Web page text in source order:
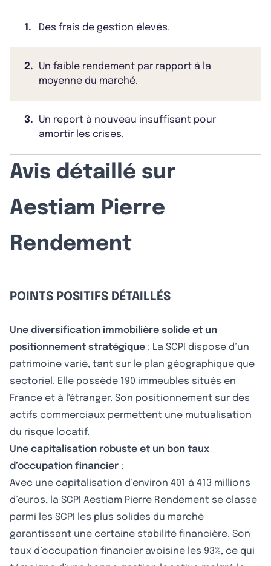
1. Des frais de gestion élevés.
2.
Un faible rendement par rapport à la
moyenne du marché.
3.
Un report à nouveau insuffisant pour
amortir les crises.
Avis détaillé sur
Aestiam Pierre
Rendement
POINTS POSITIFS DÉTAILLÉS
Une diversification immobilière solide et un
positionnement stratégique : La SCPI dispose d’un
patrimoine varié, tant sur le plan géographique que
sectoriel. Elle possède 190 immeubles situés en
France et à l'étranger. Son positionnement sur des
actifs commerciaux permettent une mutualisation
du risque locatif.
Une capitalisation robuste et un bon taux
d’occupation financier :
Avec une capitalisation d’environ 401 à 413 millions
d’euros, la SCPI Aestiam Pierre Rendement se classe
parmi les SCPI les plus solides du marché
garantissant une certaine stabilité financière. Son
taux d’occupation financier avoisine les 93%, ce qui